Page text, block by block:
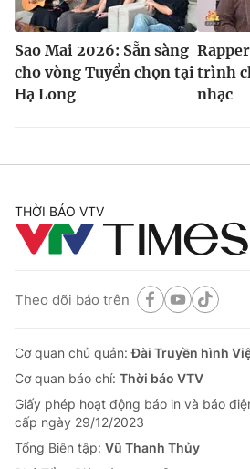
Sao Mai 2026: Sẵn sàng
cho vòng Tuyển chọn tại
Hạ Long
trình
nhạc
THỜI BÁO VTV
Theo dõi báo trên
Cơ quan chủ quản:Đài Truyền hình
Cơ quan báo chí: Thời báo VTV
Giấy phép hoạt động báo in và báo
cấp ngày 29/12/2023
Tổng Biên tập: Vũ Thanh Thủy